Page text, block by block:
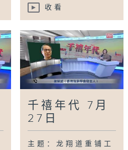
收看
千禧年代 7月
27日
主题：龙翔道重铺工